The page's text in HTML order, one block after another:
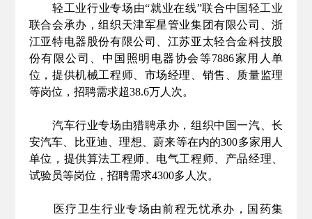
轻工业行业专场由“就业在线”联合中国轻工业
联合会承办，组织天津军星管业集团有限公司、浙
江亚特电器股份有限公司、江苏亚太轻合金科技股
份有限公司、中国照明电器协会等7886家用人单
位，提供机械工程师、市场经理、销售、质量监理
等岗位，招聘需求超38.6万人次。
汽车行业专场由猎聘承办，组织中国一汽、长
安汽车、比亚迪、理想、蔚来等在内的300多家用人
单位，提供算法工程师、电气工程师、产品经理、
试验员等岗位，招聘需求4300多人次。
医疗卫生行业专场由前程无忧承办，国药集